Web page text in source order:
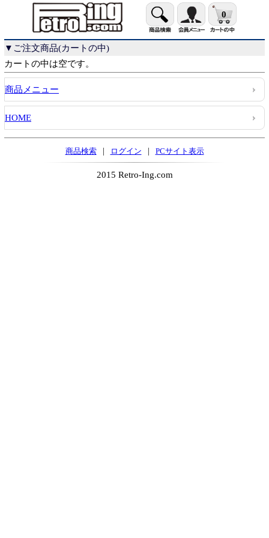
0
▼ご注文商品(カートの中)
カートの中は空です。
商品メニュー
HOME
商品検索 | ログイン | PCサイト表示
2015 Retro-Ing.com